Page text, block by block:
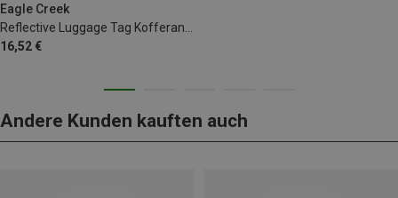
Eagle Creek
16,52 €
Andere Kunden kauften auch